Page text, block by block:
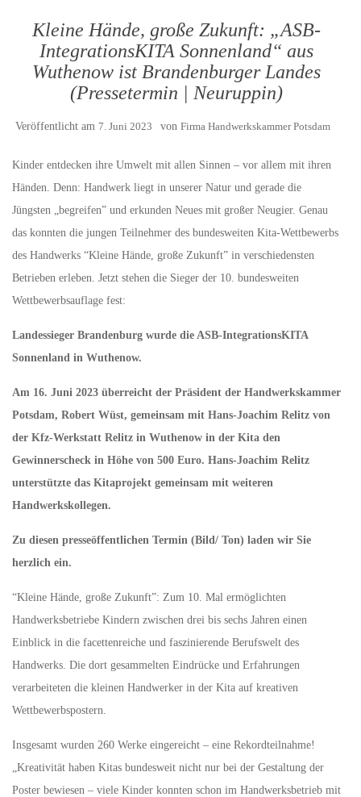
Kleine Hände, große Zukunft: „ASB-
IntegrationsKITA Sonnenland“ aus
Wuthenow ist Brandenburger Landes
(Pressetermin | Neuruppin)
Veröffentlicht am 7. Juni 2023 von Firma Handwerkskammer Potsdam
Kinder entdecken ihre Umwelt mit allen Sinnen – vor allem mit ihren
Händen. Denn: Handwerk liegt in unserer Natur und gerade die
Jüngsten „begreifen” und erkunden Neues mit großer Neugier. Genau
das konnten die jungen Teilnehmer des bundesweiten Kita-Wettbewerbs
des Handwerks “Kleine Hände, große Zukunft” in verschiedensten
Betrieben erleben. Jetzt stehen die Sieger der 10. bundesweiten
Wettbewerbsauflage fest:
Landessieger Brandenburg wurde die ASB-IntegrationsKITA
Sonnenland in Wuthenow.
Am 16. Juni 2023 überreicht der Präsident der Handwerkskammer
Potsdam, Robert Wüst, gemeinsam mit Hans-Joachim Relitz von
der Kfz-Werkstatt Relitz in Wuthenow in der Kita den
Gewinnerscheck in Höhe von 500 Euro. Hans-Joachim Relitz
unterstützte das Kitaprojekt gemeinsam mit weiteren
Handwerkskollegen.
Zu diesen presseöffentlichen Termin (Bild/ Ton) laden wir Sie
herzlich ein.
“Kleine Hände, große Zukunft”: Zum 10. Mal ermöglichten
Handwerksbetriebe Kindern zwischen drei bis sechs Jahren einen
Einblick in die facettenreiche und faszinierende Berufswelt des
Handwerks. Die dort gesammelten Eindrücke und Erfahrungen
verarbeiteten die kleinen Handwerker in der Kita auf kreativen
Wettbewerbspostern.
Insgesamt wurden 260 Werke eingereicht – eine Rekordteilnahme!
„Kreativität haben Kitas bundesweit nicht nur bei der Gestaltung der
Poster bewiesen – viele Kinder konnten schon im Handwerksbetrieb mit